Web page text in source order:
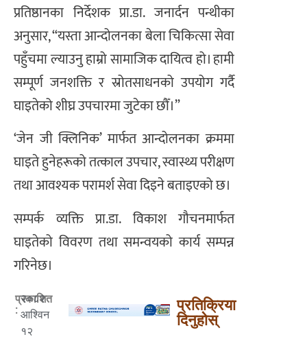
प्रतिष्ठानका निर्देशक प्रा.डा. जनार्दन पन्थीका
अनुसार, “यस्ता आन्दोलनका बेला चिकित्सा सेवा
पहुँचमा ल्याउनु हाम्रो सामाजिक दायित्व हो। हामी
सम्पूर्ण जनशक्ति र स्रोतसाधनको उपयोग गर्दै
घाइतेको शीघ्र उपचारमा जुटेका छौँ।”
‘जेन जी क्लिनिक’ मार्फत आन्दोलनका क्रममा
घाइते हुनेहरूको तत्काल उपचार, स्वास्थ्य परीक्षण
तथा आवश्यक परामर्श सेवा दिइने बताइएको छ।
सम्पर्क व्यक्ति प्रा.डा. विकाश गौचनमार्फत
घाइतेको विवरण तथा समन्वयको कार्य सम्पन्न
गरिनेछ।
प्रकाशित
:
२०८२
आश्विन
१२
प्रतिक्रिया
दिनुहोस्